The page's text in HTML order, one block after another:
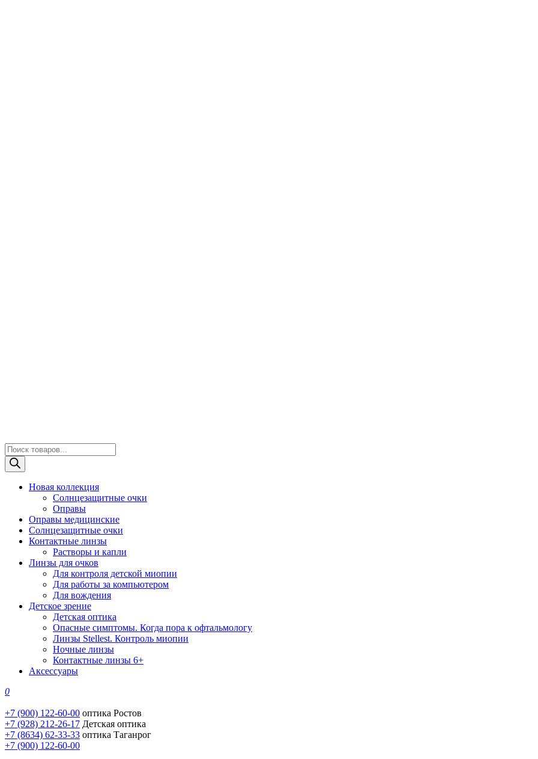
Поиск
товаров
Новая коллекция
Солнцезащитные очки
Оправы
Оправы медицинские
Солнцезащитные очки
Контактные линзы
Растворы и капли
Линзы для очков
Для контроля детской миопии
Для работы за компьютером
Для вождения
Детское зрение
Детская оптика
Опасные симптомы. Когда пора к офтальмологу
Линзы Stellest. Контроль миопии
Ночные линзы
Контактные линзы 6+
Аксессуары
0
+7 (900) 122-60-00 оптика Ростов
+7 (928) 212-26-17 Детская оптика
+7 (8634) 62-33-33 оптика Таганрог
+7 (900) 122-60-00